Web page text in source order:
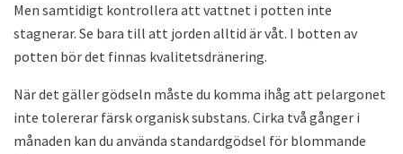
Men samtidigt kontrollera att vattnet i potten inte
stagnerar. Se bara till att jorden alltid är våt. I botten av
potten bör det finnas kvalitetsdränering.
När det gäller gödseln måste du komma ihåg att pelargonet
inte tolererar färsk organisk substans. Cirka två gånger i
månaden kan du använda standardgödsel för blommande